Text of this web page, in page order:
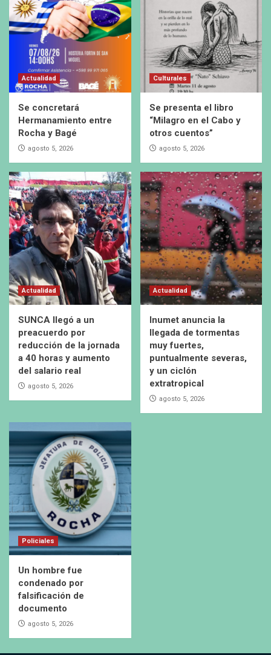
Actualidad
Se concretará
Hermanamiento entre
Rocha y Bagé
agosto 5, 2026
Culturales
Se presenta el libro
“Milagro en el Cabo y
otros cuentos”
agosto 5, 2026
Actualidad
SUNCA llegó a un
preacuerdo por
reducción de la jornada
a 40 horas y aumento
del salario real
agosto 5, 2026
Actualidad
Inumet anuncia la
llegada de tormentas
muy fuertes,
puntualmente severas,
y un ciclón
extratropical
agosto 5, 2026
Policiales
Un hombre fue
condenado por
falsificación de
documento
agosto 5, 2026